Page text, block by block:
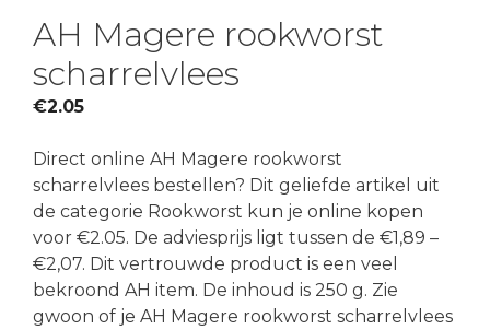
AH Magere rookworst
scharrelvlees
€2.05
Direct online AH Magere rookworst
scharrelvlees bestellen? Dit geliefde artikel uit
de categorie Rookworst kun je online kopen
voor €2.05. De adviesprijs ligt tussen de €1,89 –
€2,07. Dit vertrouwde product is een veel
bekroond AH item. De inhoud is 250 g. Zie
gwoon of je AH Magere rookworst scharrelvlees